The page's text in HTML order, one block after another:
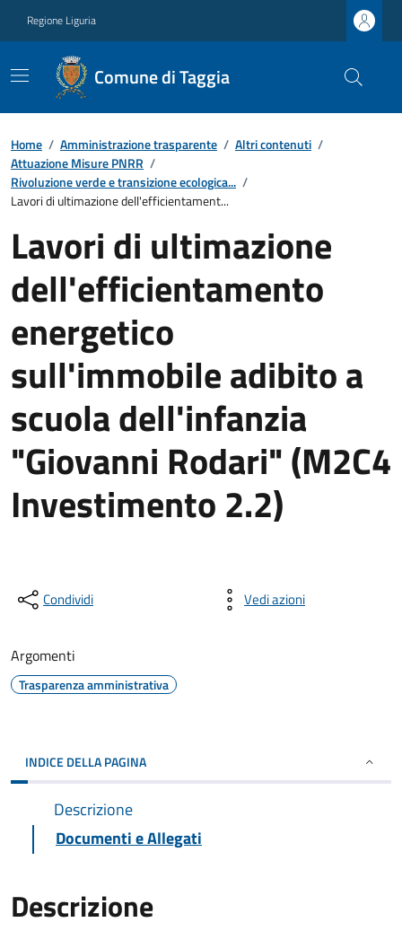
Regione Liguria
Comune di Taggia
Home / Amministrazione trasparente / Altri contenuti /
Attuazione Misure PNRR /
Rivoluzione verde e transizione ecologica... /
Lavori di ultimazione dell'efficientament...
Lavori di ultimazione
dell'efficientamento
energetico
sull'immobile adibito a
scuola dell'infanzia
"Giovanni Rodari" (M2C4
Investimento 2.2)
Condividi Vedi azioni
Argomenti
Trasparenza amministrativa
INDICE DELLA PAGINA
Descrizione
Documenti e Allegati
Descrizione